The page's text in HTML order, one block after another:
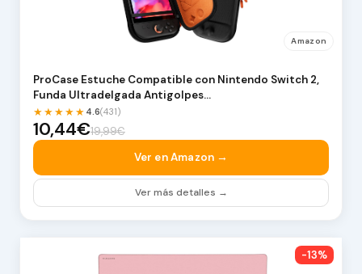
Amazon
ProCase Estuche Compatible con Nintendo Switch 2,
Funda Ultradelgada Antigolpes…
★★★★★ 4.6(431)
10,44€19,99€
Ver en Amazon →
Ver más detalles →
-13%